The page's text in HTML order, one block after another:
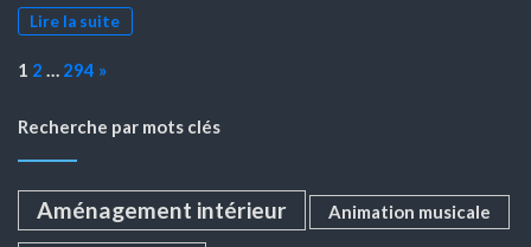
Lire la suite
Page:
1 2 … 294 Next
»
Recherche par mots clés
Aménagement intérieur Animation musicale